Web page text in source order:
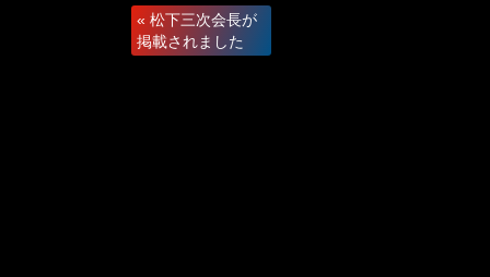
« 松下三次会長が
掲載されました